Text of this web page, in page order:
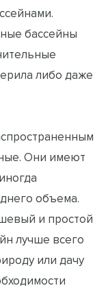
бассейны
либо даже
Они имеют
объема.
и простой
лучше всего
или дачу